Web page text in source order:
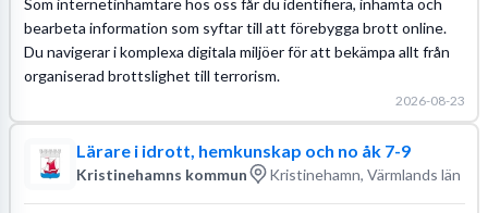
bearbeta information som syftar till att förebygga brott online.
Du navigerar i komplexa digitala miljöer för att bekämpa allt från
organiserad brottslighet till terrorism.
2026-08-23
Lärare i idrott, hemkunskap och no åk 7-9
Kristinehamns kommun Kristinehamn, Värmlands län